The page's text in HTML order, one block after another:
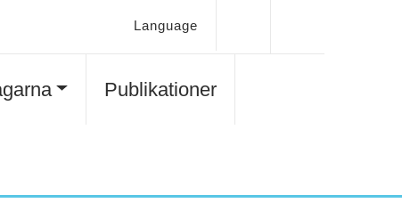
Language
Publikationer